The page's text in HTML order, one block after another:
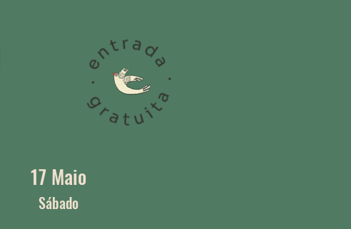
17 Maio
Sábado